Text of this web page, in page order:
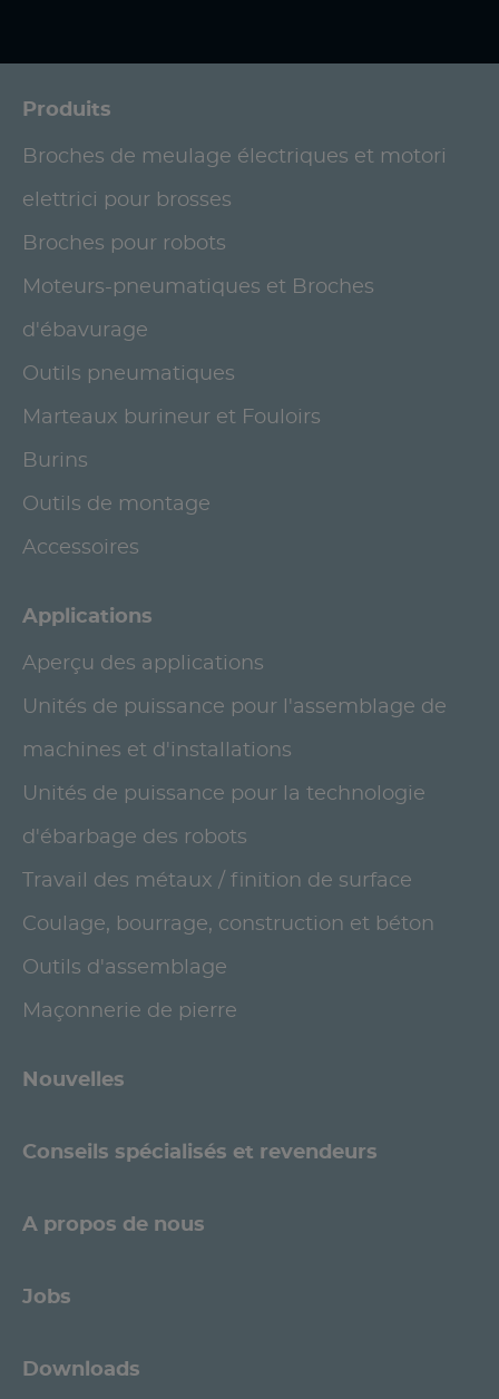
Produits
Broches de meulage électriques et motori
elettrici pour brosses
Broches pour robots
Moteurs-pneumatiques et Broches
d'ébavurage
Outils pneumatiques
Marteaux burineur et Fouloirs
Burins
Outils de montage
Accessoires
Applications
Aperçu des applications
Unités de puissance pour l'assemblage de
machines et d'installations
Unités de puissance pour la technologie
d'ébarbage des robots
Travail des métaux / finition de surface
Coulage, bourrage, construction et béton
Outils d'assemblage
Maçonnerie de pierre
Nouvelles
Conseils spécialisés et revendeurs
A propos de nous
Jobs
Downloads